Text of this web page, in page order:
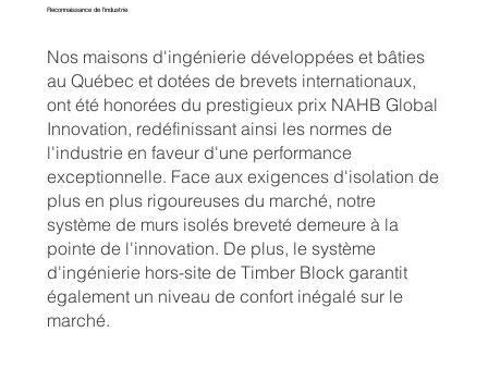
Reconnaissance de l'industrie
Nos maisons d'ingénierie développées et bâties
au Québec et dotées de brevets internationaux,
ont été honorées du prestigieux prix NAHB Global
Innovation, redéfinissant ainsi les normes de
l'industrie en faveur d'une performance
exceptionnelle. Face aux exigences d'isolation de
plus en plus rigoureuses du marché, notre
système de murs isolés breveté demeure à la
pointe de l'innovation. De plus, le système
d'ingénierie hors-site de Timber Block garantit
également un niveau de confort inégalé sur le
marché.